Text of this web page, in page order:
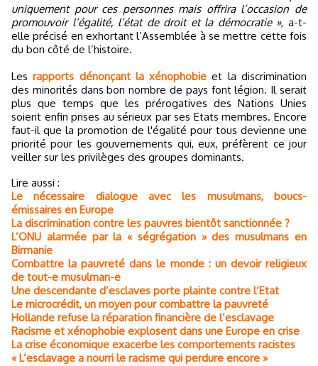
uniquement pour ces personnes mais offrira l’occasion de
promouvoir l’égalité, l’état de droit et la démocratie », a-t-
elle précisé en exhortant l’Assemblée à se mettre cette fois
du bon côté de l’histoire.
Les rapports dénonçant la xénophobieet la discrimination
des minorités dans bon nombre de pays font légion. Il serait
plus que temps que les prérogatives des Nations Unies
soient enfin prises au sérieux par ses Etats membres. Encore
faut-il que la promotion de l'égalité pour tous devienne une
priorité pour les gouvernements qui, eux, préfèrent ce jour
veiller sur les privilèges des groupes dominants.
Lire aussi :
Le nécessaire dialogue avec les musulmans, boucs-
émissaires en Europe
La discrimination contre les pauvres bientôt sanctionnée ?
L’ONU alarmée par la « ségrégation » des musulmans en
Birmanie
Combattre la pauvreté dans le monde : un devoir religieux
de tout-e musulman-e
Une descendante d’esclaves porte plainte contre l’Etat
Le microcrédit, un moyen pour combattre la pauvreté
Hollande refuse la réparation financière de l’esclavage
Racisme et xénophobie explosent dans une Europe en crise
La crise économique exacerbe les comportements racistes
« L’esclavage a nourri le racisme qui perdure encore »